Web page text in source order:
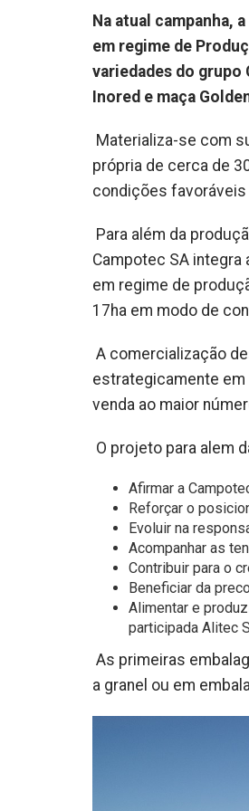
Na atual campanha,
em regime de
variedades do grupo
Inored e maça
Materializa-se com
própria de cerca de
condições
Para além da
Campotec SA
em regime de
17ha em modo de
A comercialização
estrategicamente em
venda ao maior
O projeto para alem
Afirmar a
Reforçar o
Evoluir na
Acompanhar as
Contribuir para o
Beneficiar da
Alimentar e
participada Alitec
As primeiras
a granel ou em